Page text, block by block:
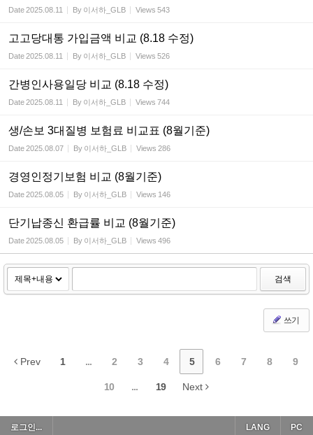
Date2025.08.11 By 이서하_GLB Views 543
고고당대통 가입금액 비교 (8.18 수정)
Date2025.08.11 By 이서하_GLB Views 526
간병인사용일당 비교 (8.18 수정)
Date2025.08.11 By 이서하_GLB Views 744
생/손보 3대질병 보험료 비교표 (8월기준)
Date2025.08.07 By 이서하_GLB Views 286
경영인정기보험 비교 (8월기준)
Date2025.08.05 By 이서하_GLB Views 146
단기납종신 환급률 비교 (8월기준)
Date2025.08.05 By 이서하_GLB Views 496
검색
쓰기
Prev 1 ... 2 3 4 5 6 7 8 9
10 ... 19 Next
로그인... PC
LANG